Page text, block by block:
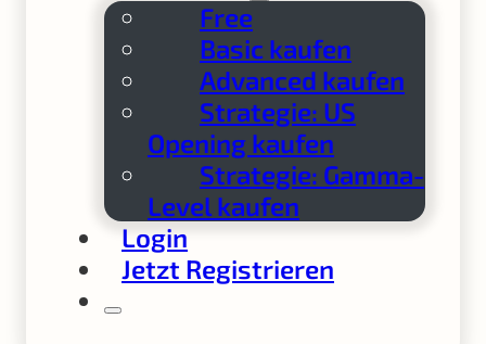
Free
Basic kaufen
Advanced kaufen
Strategie: US
Opening kaufen
Strategie: Gamma-
Level kaufen
Login
Jetzt Registrieren